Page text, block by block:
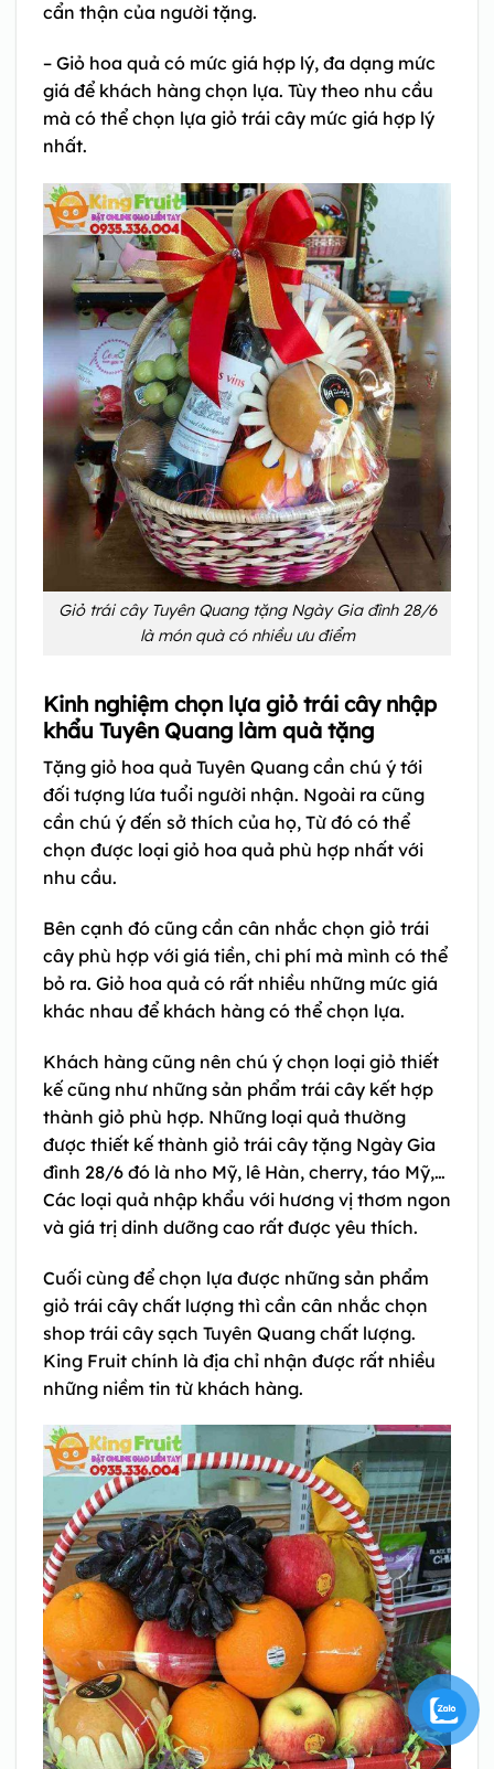
cẩn thận của người tặng.
– Giỏ hoa quả có mức giá hợp lý, đa dạng mức
giá để khách hàng chọn lựa. Tùy theo nhu cầu
mà có thể chọn lựa giỏ trái cây mức giá hợp lý
nhất.
Giỏ trái cây Tuyên Quang tặng Ngày Gia đình 28/6
là món quà có nhiều ưu điểm
Kinh nghiệm chọn lựa giỏ trái cây nhập
khẩu Tuyên Quang làm quà tặng
Tặng giỏ hoa quả Tuyên Quang cần chú ý tới
đối tượng lứa tuổi người nhận. Ngoài ra cũng
cần chú ý đến sở thích của họ, Từ đó có thể
chọn được loại giỏ hoa quả phù hợp nhất với
nhu cầu.
Bên cạnh đó cũng cần cân nhắc chọn giỏ trái
cây phù hợp với giá tiền, chi phí mà mình có thể
bỏ ra. Giỏ hoa quả có rất nhiều những mức giá
khác nhau để khách hàng có thể chọn lựa.
Khách hàng cũng nên chú ý chọn loại giỏ thiết
kế cũng như những sản phẩm trái cây kết hợp
thành giỏ phù hợp. Những loại quả thường
được thiết kế thành giỏ trái cây tặng Ngày Gia
đình 28/6 đó là nho Mỹ, lê Hàn, cherry, táo Mỹ,…
Các loại quả nhập khẩu với hương vị thơm ngon
và giá trị dinh dưỡng cao rất được yêu thích.
Cuối cùng để chọn lựa được những sản phẩm
giỏ trái cây chất lượng thì cần cân nhắc chọn
shop trái cây sạch Tuyên Quang chất lượng.
King Fruit chính là địa chỉ nhận được rất nhiều
những niềm tin từ khách hàng.